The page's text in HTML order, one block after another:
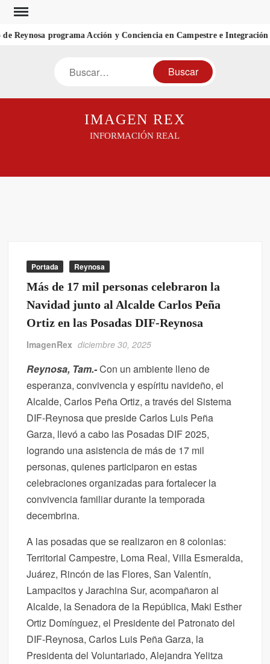
Saltar
contenido
Reynosa programa Acción y Conciencia en Campestre e Integración
Buscar
IMAGEN REX
INFORMACIÓN REAL
Portada Reynosa
Más de 17 mil personas celebraron la
Navidad junto al Alcalde Carlos Peña
Ortiz en las Posadas DIF-Reynosa
ImagenRex diciembre 30, 2025
Reynosa, Tam.-Con un ambiente lleno de
esperanza, convivencia y espíritu navideño, el
Alcalde, Carlos Peña Ortiz, a través del Sistema
DIF-Reynosa que preside Carlos Luis Peña
Garza, llevó a cabo las Posadas DIF 2025,
logrando una asistencia de más de 17 mil
personas, quienes participaron en estas
celebraciones organizadas para fortalecer la
convivencia familiar durante la temporada
decembrina.
A las posadas que se realizaron en 8 colonias:
Territorial Campestre, Loma Real, Villa Esmeralda,
Juárez, Rincón de las Flores, San Valentín,
Lampacitos y Jarachina Sur, acompañaron al
Alcalde, la Senadora de la República, Maki Esther
Ortiz Domínguez, el Presidente del Patronato del
DIF-Reynosa, Carlos Luis Peña Garza, la
Presidenta del Voluntariado, Alejandra Yelitza